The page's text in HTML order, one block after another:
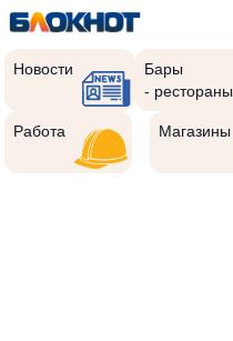
Новости
Бары
- рестораны
Работа Магазины